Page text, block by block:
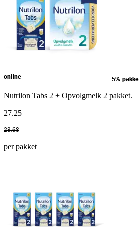
online 5%
Nutrilon Tabs 2 + Opvolgmelk 2 pakket.
27.25
28.68
per pakket